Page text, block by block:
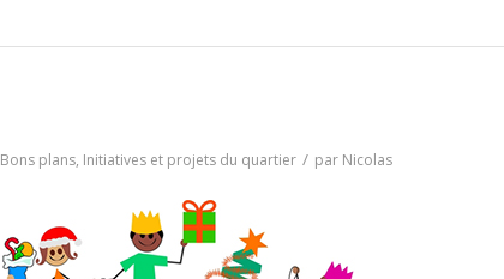
Bons plans, Initiatives et projets du quartier / par Nicolas